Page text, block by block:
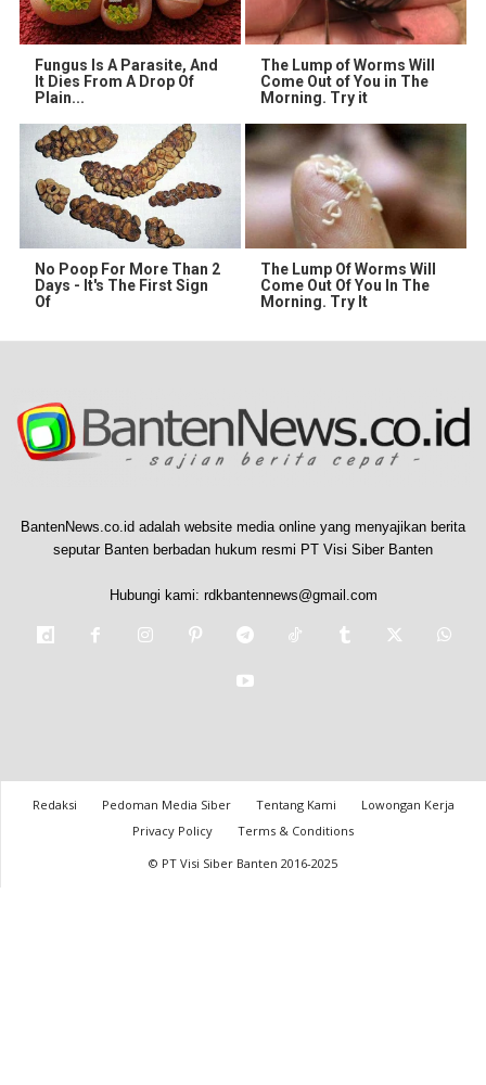
Fungus Is A Parasite, And
It Dies From A Drop Of
Plain...
The Lump of Worms Will
Come Out of You in The
Morning. Try it
No Poop For More Than 2
Days - It's The First Sign
Of
The Lump Of Worms Will
Come Out Of You In The
Morning. Try It
BantenNews.co.id adalah website media online yang menyajikan berita
seputar Banten berbadan hukum resmi PT Visi Siber Banten
Hubungi kami: rdkbantennews@gmail.com
Redaksi Pedoman Media Siber Tentang Kami
Lowongan Kerja
Privacy Policy
Terms & Conditions
© PT Visi Siber Banten 2016-2025